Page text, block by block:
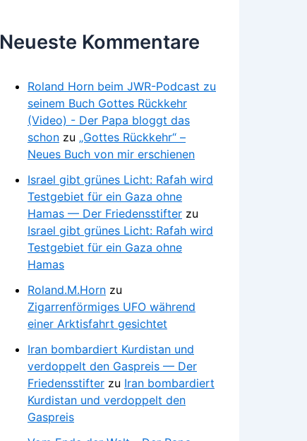
Neueste Kommentare
Roland Horn beim JWR-Podcast zu
seinem Buch Gottes Rückkehr
(Video) - Der Papa bloggt das
schon zu „Gottes Rückkehr“ –
Neues Buch von mir erschienen
Israel gibt grünes Licht: Rafah wird
Testgebiet für ein Gaza ohne
Hamas — Der Friedensstifter zu
Israel gibt grünes Licht: Rafah wird
Testgebiet für ein Gaza ohne
Hamas
Roland.M.Horn zu
Zigarrenförmiges UFO während
einer Arktisfahrt gesichtet
Iran bombardiert Kurdistan und
verdoppelt den Gaspreis — Der
Friedensstifter zu Iran bombardiert
Kurdistan und verdoppelt den
Gaspreis